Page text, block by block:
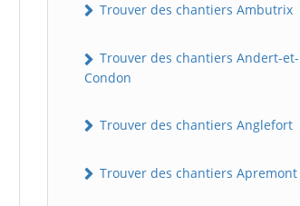
Trouver des chantiers Ambutrix
Trouver des chantiers Andert-et-
Condon
Trouver des chantiers Anglefort
Trouver des chantiers Apremont